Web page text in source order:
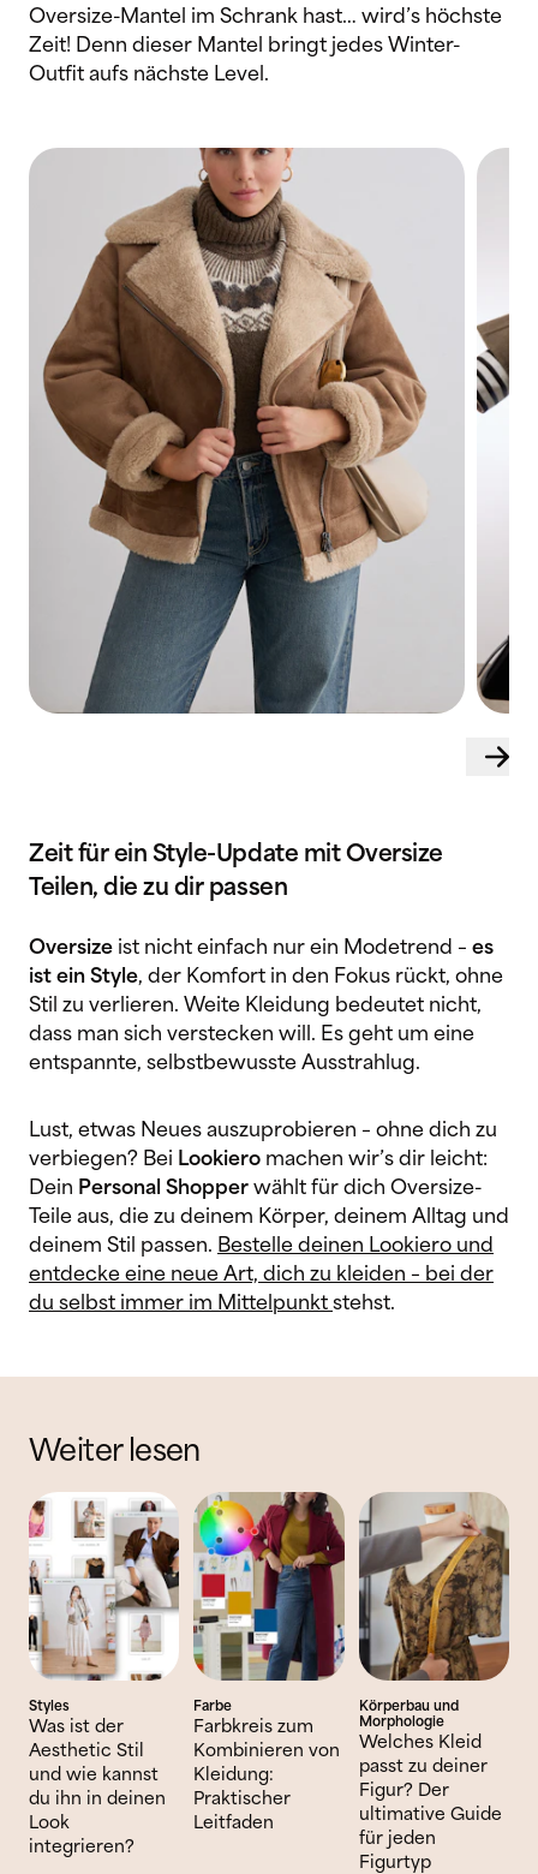
Oversize-Mantel im Schrank hast… wird’s höchste
Zeit! Denn dieser Mantel bringt jedes Winter-
Outfit aufs nächste Level.
Zeit für ein Style-Update mit Oversize
Teilen, die zu dir passen
Oversize ist nicht einfach nur ein Modetrend – es
ist ein Style, der Komfort in den Fokus rückt, ohne
Stil zu verlieren. Weite Kleidung bedeutet nicht,
dass man sich verstecken will. Es geht um eine
entspannte, selbstbewusste Ausstrahlug.
Lust, etwas Neues auszuprobieren – ohne dich zu
verbiegen? Bei Lookiero machen wir’s dir leicht:
Dein Personal Shopper wählt für dich Oversize-
Teile aus, die zu deinem Körper, deinem Alltag und
deinem Stil passen. Bestelle deinen Lookiero und
entdecke eine neue Art, dich zu kleiden – bei der
du selbst immer im Mittelpunkt stehst.
Weiter lesen
Styles
Was ist der
Aesthetic Stil
und wie kannst
du ihn in deinen
Look
integrieren?
Farbe
Farbkreis zum
Kombinieren von
Kleidung:
Praktischer
Leitfaden
Körperbau und
Morphologie
Welches Kleid
passt zu deiner
Figur? Der
ultimative Guide
für jeden
Figurtyp